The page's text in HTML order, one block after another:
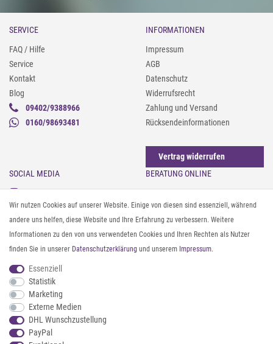
SERVICE
FAQ / Hilfe
Service
Kontakt
Blog
09402/9388966
0160/98693481
INFORMATIONEN
Impressum
AGB
Datenschutz
Widerrufsrecht
Zahlung und Versand
Rücksendeinformationen
Vertrag widerrufen
SOCIAL MEDIA
Instagram
Facebook
Pinterest
Twitter
Youtube
Threads
BERATUNG ONLINE
Gürtel messen & kürzen
Sonnenbrillen & UV-Schutz
Textilpflege
Textil- und Material-Guide
Geldbörse richtig organisieren
ZAHLUNG & VERSAND
Wir nutzen Cookies auf unserer Website. Einige von diesen sind essenziell, während
andere uns helfen, diese Website und Ihre Erfahrung zu verbessern. Weitere
Informationen zu den von uns verwendeten Cookies und Ihren Rechten als Nutzer
finden Sie in unserer Daten­schutz­erklärung und unserem Impressum.
Essenziell
Statistik
Marketing
Externe Medien
DHL Wunschzustellung
PayPal